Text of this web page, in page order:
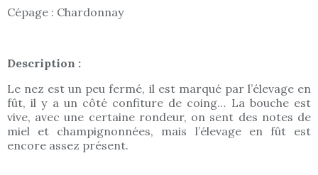
Cépage : Chardonnay
Description :
Le nez est un peu fermé, il est marqué par l’élevage en
fût, il y a un côté confiture de coing… La bouche est
vive, avec une certaine rondeur, on sent des notes de
miel et champignonnées, mais l’élevage en fût est
encore assez présent.